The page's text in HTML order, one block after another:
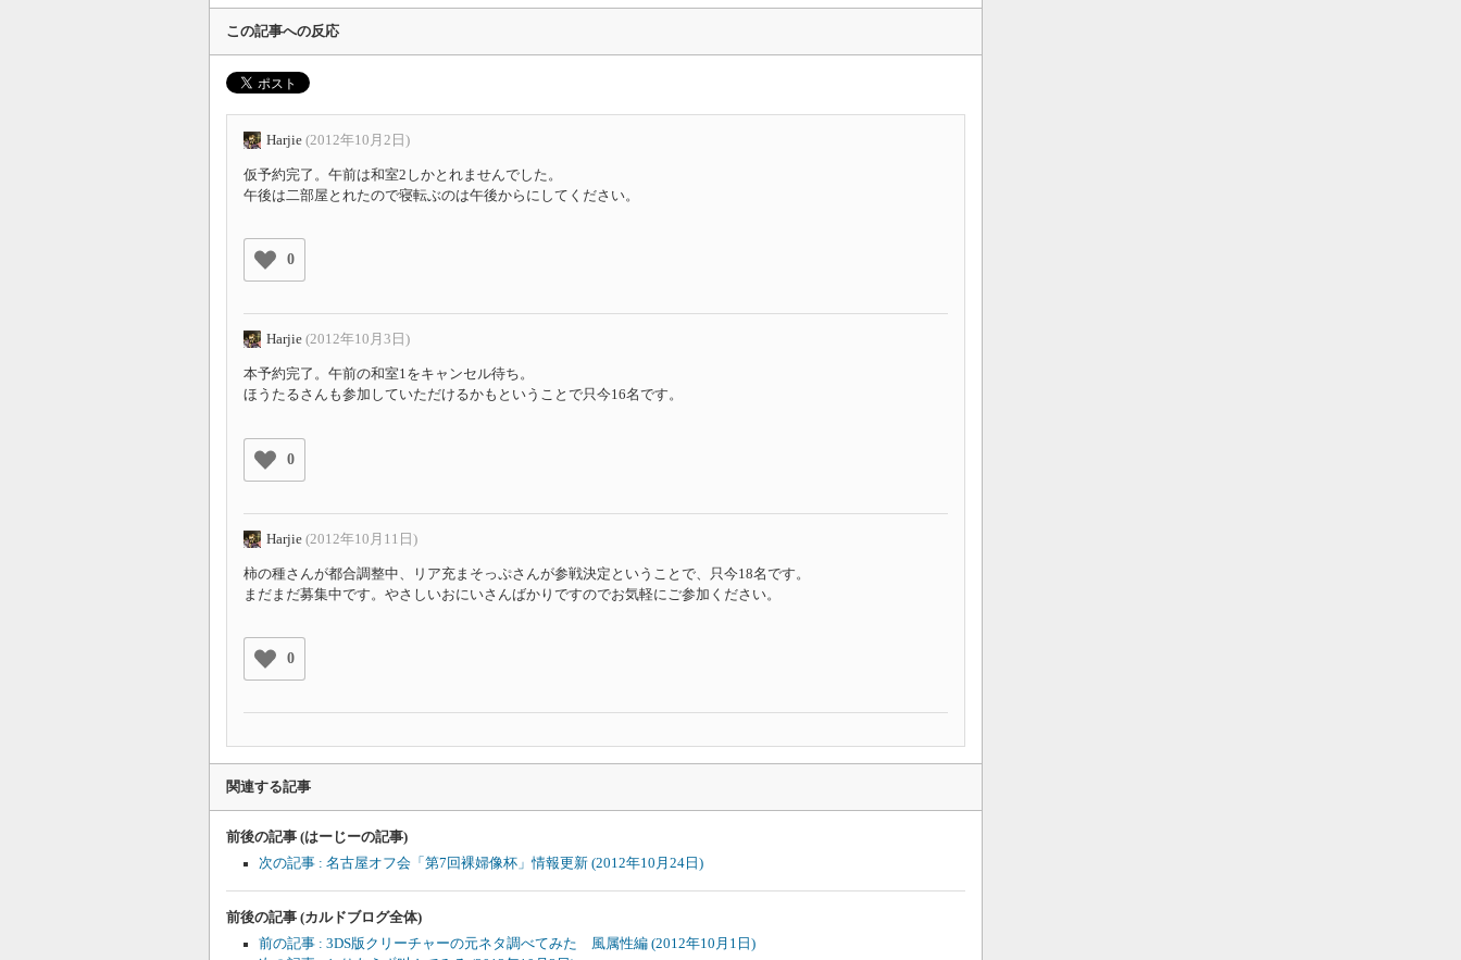
この記事への反応
Harjie (2012年10月2日)
仮予約完了。午前は和室2しかとれませんでした。
午後は二部屋とれたので寝転ぶのは午後からにしてください。
0
Harjie (2012年10月3日)
本予約完了。午前の和室1をキャンセル待ち。
ほうたるさんも参加していただけるかもということで只今16名です。
0
Harjie (2012年10月11日)
柿の種さんが都合調整中、リア充まそっぷさんが参戦決定ということで、只今18名です。
まだまだ募集中です。やさしいおにいさんばかりですのでお気軽にご参加ください。
0
関連する記事
前後の記事 (はーじーの記事)
次の記事 : 名古屋オフ会「第7回裸婦像杯」情報更新 (2012年10月24日)
前後の記事 (カルドブログ全体)
前の記事 : 3DS版クリーチャーの元ネタ調べてみた 風属性編 (2012年10月1日)